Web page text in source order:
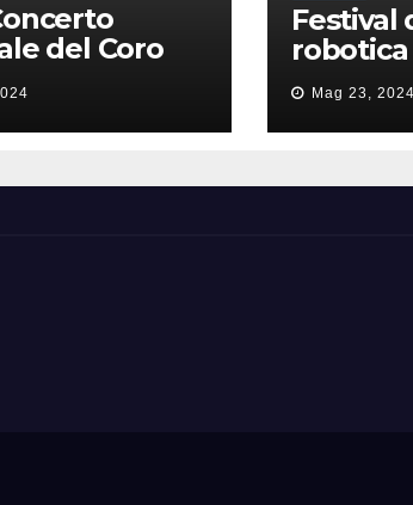
del Coro
la
in gloria” di
Puccini
Festival
robotica
Mag 23, 2024